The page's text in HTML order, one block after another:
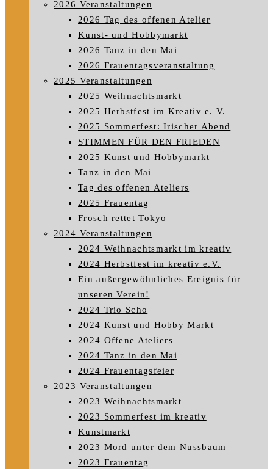
2026 Veranstaltungen
2026 Tag des offenen Atelier
Kunst- und Hobbymarkt
2026 Tanz in den Mai
2026 Frauentagsveranstaltung
2025 Veranstaltungen
2025 Weihnachtsmarkt
2025 Herbstfest im Kreativ e. V.
2025 Sommerfest: Irischer Abend
STIMMEN FÜR DEN FRIEDEN
2025 Kunst und Hobbymarkt
Tanz in den Mai
Tag des offenen Ateliers
2025 Frauentag
Frosch rettet Tokyo
2024 Veranstaltungen
2024 Weihnachtsmarkt im kreativ
2024 Herbstfest im kreativ e.V.
Ein außergewöhnliches Ereignis für
unseren Verein!
2024 Trio Scho
2024 Kunst und Hobby Markt
2024 Offene Ateliers
2024 Tanz in den Mai
2024 Frauentagsfeier
2023 Veranstaltungen
2023 Weihnachtsmarkt
2023 Sommerfest im kreativ
Kunstmarkt
2023 Mord unter dem Nussbaum
2023 Frauentag